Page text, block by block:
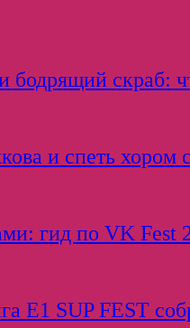
бодрящий скраб:
и спеть хором
гид по VK Fest
E1 SUP FEST